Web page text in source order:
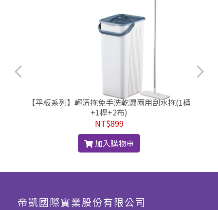
【平板系列】輕清拖免手洗乾濕兩用刮水拖(1桶
+1桿+2布)
NT$899
加入購物車
帝凱國際實業股份有限公司